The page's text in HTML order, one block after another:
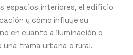
espacios interiores, el edificio
y cómo influye su
en cuanto a iluminación o
trama urbana o rural.